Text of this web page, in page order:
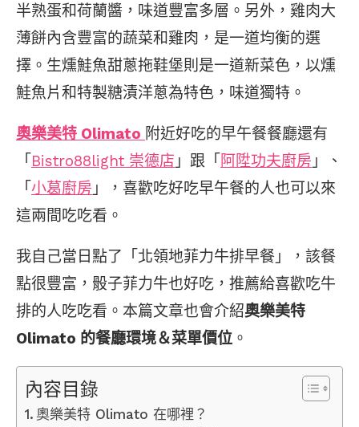
半熟蛋和荷蘭醬，味道豐富多層。另外，雞肉大
薄餅內含豐富的蔬菜和雞肉，是一道均衡的選
擇。生燻鮭魚甜蔥拖鞋堡則是一道新菜色，以燻
鮭魚片和特製糖漬洋蔥為特色，味道獨特。
奧樂美特 Olimato 附近好吃的早午餐餐廳還有
「 Bistro88light 崇德店 」跟「 阿陞功夫廚房 」、
「 小葛廚房 」，喜歡吃好吃早午餐的人也可以來
這兩間吃吃看。
我自己當日點了「北領地菲力牛排早餐」，該餐
點很豐富，骰子菲力牛也好吃，推薦給喜歡吃牛
排的人吃吃看。本篇文章也會介紹奧樂美特
Olimato 的餐廳環境＆菜單價位 。
內容目錄
奧樂美特 Olimato 在哪裡？